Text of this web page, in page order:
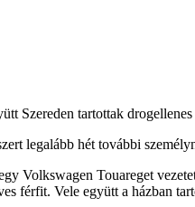
Szereden tartottak
legalább hét további
Volkswagen Touareget
férfit. Vele együtt a házban